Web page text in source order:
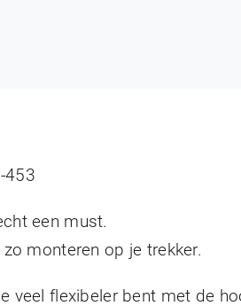
453
een must.
monteren op je trekker.
veel flexibeler bent met de